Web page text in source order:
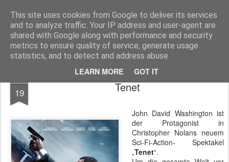
This site uses cookies from Google to deliver its services
and to analyze traffic. Your IP address and user-agent are
shared with Google along with performance and security
metrics to ensure quality of service, generate usage
statistics, and to detect and address abuse.
LEARN MORE GOT IT
MyKinoTrailer
Pages
19 Tenet
John David Washington ist
der Protagonist in
Christopher Nolans neuem
Sci-Fi-Action- Spektakel
„Tenet“.